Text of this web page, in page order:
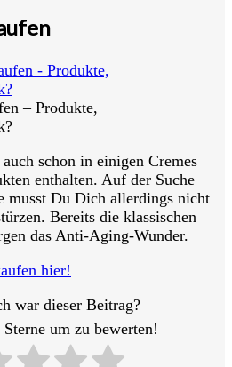
– Produkte,
schon in einigen Cremes
enthalten. Auf der Suche
musst Du Dich allerdings nicht
Bereits die klassischen
das Anti-Aging-Wunder.
hier!
war dieser Beitrag?
um zu bewerten!